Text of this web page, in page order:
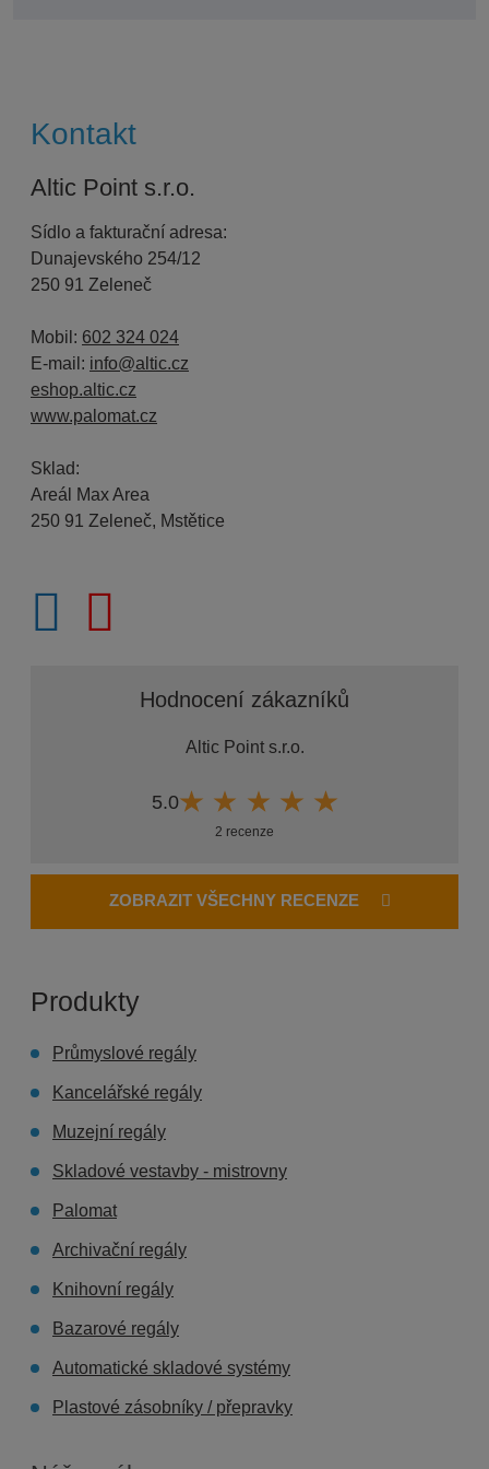
Kontakt
Altic Point s.r.o.
Sídlo a fakturační adresa:
Dunajevského 254/12
250 91 Zeleneč
Mobil: 602 324 024
E-mail: info@altic.cz
eshop.altic.cz
www.palomat.cz
Sklad:
Areál Max Area
250 91 Zeleneč, Mstětice
Hodnocení zákazníků
Altic Point s.r.o.
5.0
2 recenze
ZOBRAZIT VŠECHNY RECENZE
Produkty
Průmyslové regály
Kancelářské regály
Muzejní regály
Skladové vestavby - mistrovny
Palomat
Archivační regály
Knihovní regály
Bazarové regály
Automatické skladové systémy
Plastové zásobníky / přepravky